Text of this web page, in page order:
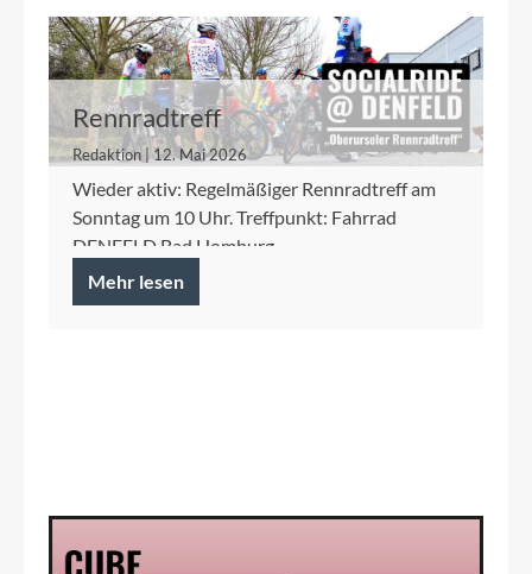
Rennradtreff
Redaktion | 12. Mai 2026
Wieder aktiv: Regelmäßiger Rennradtreff am
Sonntag um 10 Uhr. Treffpunkt: Fahrrad
DENFELD Bad Homburg
Mehr lesen